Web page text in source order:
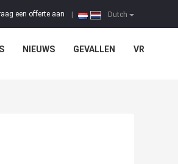
Dutch
een offerte aan
NIEUWS GEVALLEN VR